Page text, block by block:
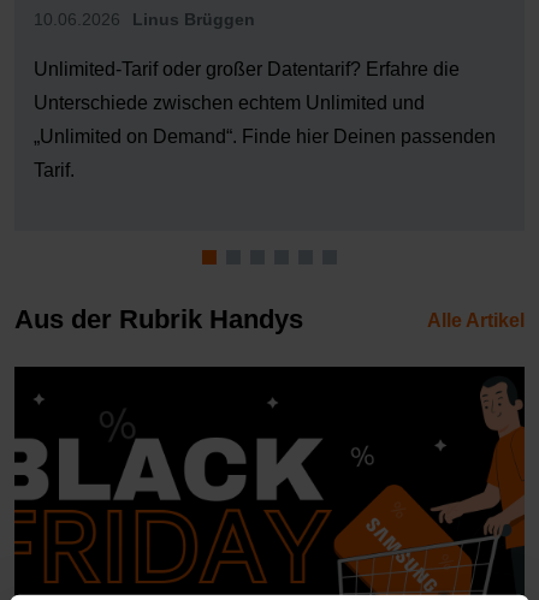
10.06.2026 Linus Brüggen
Unlimited-Tarif oder großer Datentarif? Erfahre die
Unterschiede zwischen echtem Unlimited und
„Unlimited on Demand“. Finde hier Deinen passenden
Tarif.
Aus der Rubrik Handys Alle Artikel